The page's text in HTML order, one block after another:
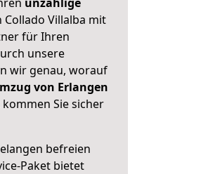
Collado Villalba mit
für Ihren
unsere
wir genau, worauf
von Erlangen
Sie sicher
befreien
Paket bietet